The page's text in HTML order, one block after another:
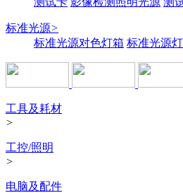
标准光源>
标准光源对色灯箱 标准光源
工具及耗材
>
工控/照明
>
电脑及配件